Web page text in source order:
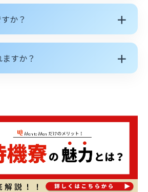
か？ ＋
すか？ ＋